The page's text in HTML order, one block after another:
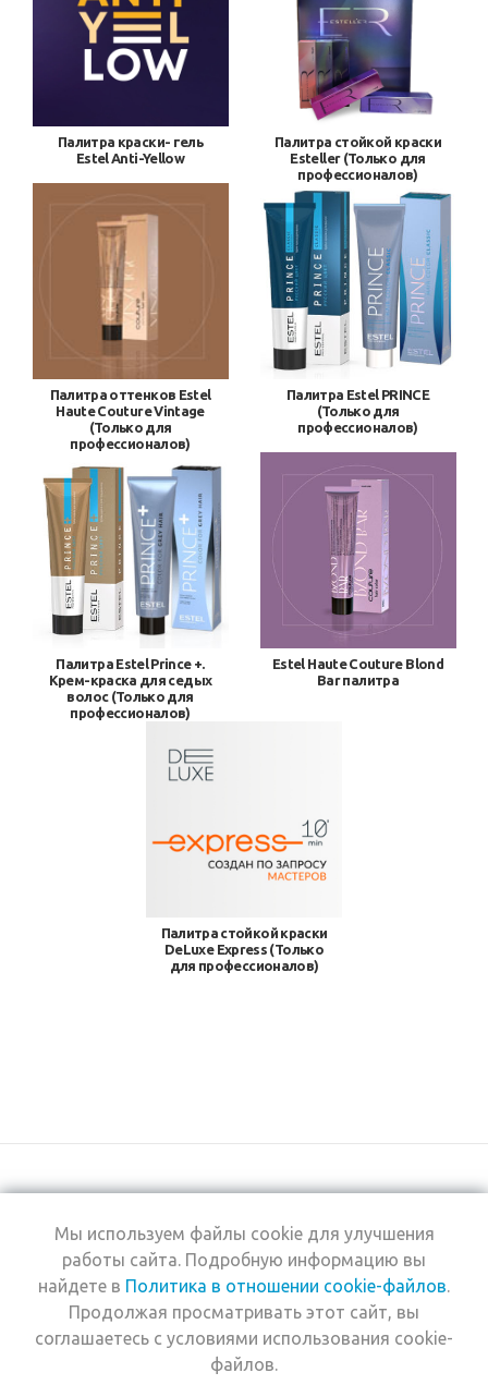
Палитра краски- гель
Estel Anti-Yellow
Палитра стойкой краски
Esteller (Только для
профессионалов)
Палитра оттенков Estel
Haute Couture Vintage
(Только для
профессионалов)
Палитра Estel PRINCE
(Только для
профессионалов)
Палитра Estel Prince +.
Крем-краска для седых
волос (Только для
профессионалов)
Estel Haute Couture Blond
Bar палитра
Палитра стойкой краски
DeLuxe Express (Только
для профессионалов)
+7 (495) 969-0950
2026 © Интернет-
магазин Estel
Компания
Информация
Помощь
Мы используем файлы cookie для улучшения
работы сайта. Подробную информацию вы
найдете в Политика в отношении cookie-файлов.
Продолжая просматривать этот сайт, вы
соглашаетесь с условиями использования cookie-
файлов.